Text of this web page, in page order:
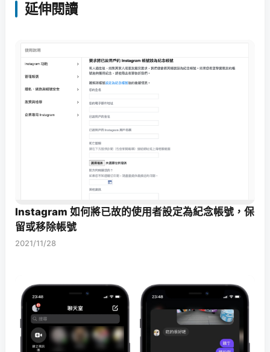
延伸閱讀
Instagram 如何將已故的使用者設定為紀念帳號，保
留或移除帳號
2021/11/28